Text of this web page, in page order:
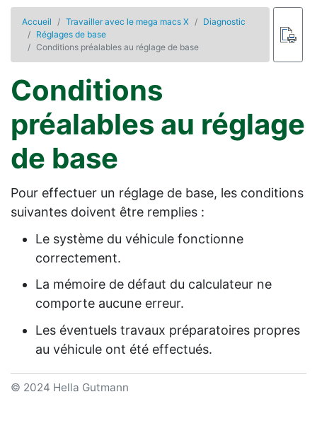
Accueil Travailler avec le mega macs X
Diagnostic
Réglages de base
Conditions préalables au réglage de base
Conditions
préalables au réglage
de base
Pour effectuer un réglage de base, les conditions
suivantes doivent être remplies :
Le système du véhicule fonctionne
correctement.
La mémoire de défaut du calculateur ne
comporte aucune erreur.
Les éventuels travaux préparatoires propres
au véhicule ont été effectués.
© 2024 Hella Gutmann